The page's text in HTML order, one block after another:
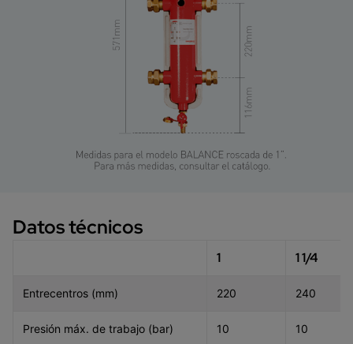
Datos técnicos
1 1 1/4
Entrecentros (mm) 220 240
Presión máx. de trabajo (bar) 10 10